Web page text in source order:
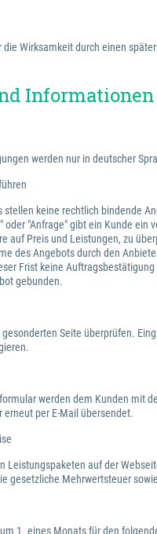
Wirksamkeit durch einen
werden nur in deutscher
keine rechtlich bindende
"Anfrage" gibt ein Kunde
auf Preis und Leistungen, zu
des Angebots durch den
Frist keine
gebunden.
Seite überprüfen.
werden dem Kunden
per E-Mail übersendet.
Leistungspaketen auf der
gesetzliche Mehrwertsteuer
1. eines Monats für den